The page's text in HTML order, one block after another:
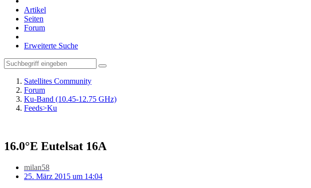
Artikel
Seiten
Forum
Erweiterte Suche
Satellites Community
Forum
Ku-Band (10.45-12.75 GHz)
Feeds>Ku
16.0°E Eutelsat 16A
milan58
25. März 2015 um 14:04